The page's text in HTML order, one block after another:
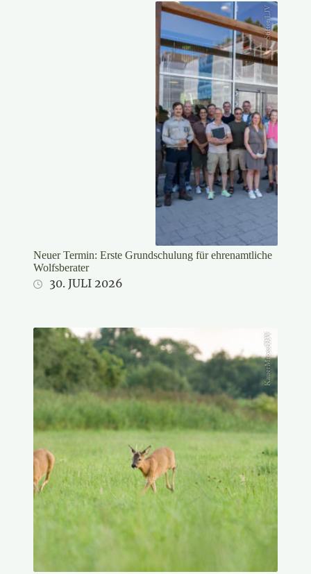
Stifter/LJV
Neuer Termin: Erste Grundschulung für ehrenamtliche
Wolfsberater
30. JULI 2026
KauerMross/DJV